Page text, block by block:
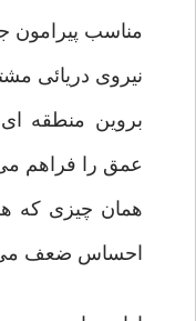
مناسب پیرامون
نیروی دریائی
بروین منطقه
عمق را فراهم می
همان چیزی که
احساس ضعف می